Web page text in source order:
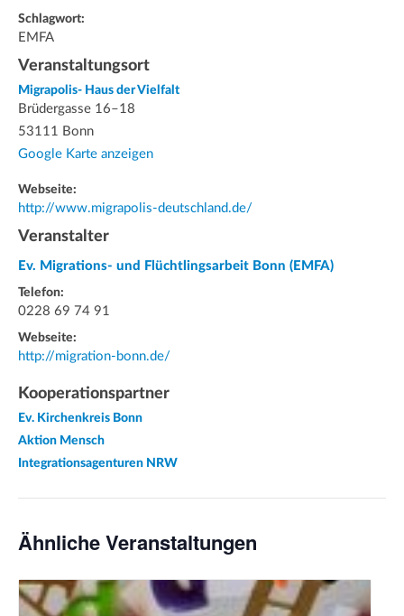
Schlagwort:
EMFA
Veranstaltungsort
Migrapolis- Haus der Vielfalt
Brüdergasse 16–18
53111 Bonn
Google Karte anzeigen
Webseite:
http://www.migrapolis-deutschland.de/
Veranstalter
Ev. Migrations- und Flüchtlingsarbeit Bonn (EMFA)
Telefon:
0228 69 74 91
Webseite:
http://migration-bonn.de/
Kooperationspartner
Ev. Kirchenkreis Bonn
Aktion Mensch
Integrationsagenturen NRW
Ähnliche Veranstaltungen